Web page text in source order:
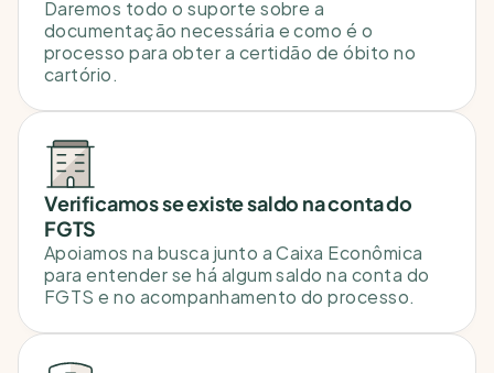
Daremos todo o suporte sobre a
documentação necessária e como é o
processo para obter a certidão de óbito no
cartório.
Verificamos se existe saldo na conta do
FGTS
Apoiamos na busca junto a Caixa Econômica
para entender se há algum saldo na conta do
FGTS e no acompanhamento do processo.